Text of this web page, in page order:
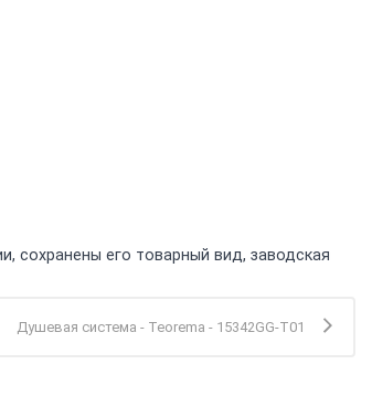
сохранены его товарный вид, заводская
Душевая система - Teorema - 15342GG-T01